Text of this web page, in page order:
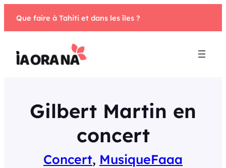
Que faire à Tahiti et dans les îles ?
Gilbert Martin en
concert
Concert, MusiqueFaaa